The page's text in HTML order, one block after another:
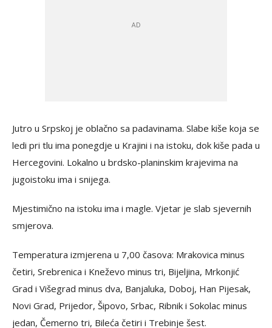
Jutro u Srpskoj je oblačno sa padavinama. Slabe kiše koja se
ledi pri tlu ima ponegdje u Krajini i na istoku, dok kiše pada u
Hercegovini. Lokalno u brdsko-planinskim krajevima na
jugoistoku ima i snijega.
Mjestimično na istoku ima i magle. Vjetar je slab sjevernih
smjerova.
Temperatura izmjerena u 7,00 časova: Mrakovica minus
četiri, Srebrenica i Kneževo minus tri, Bijeljina, Mrkonjić
Grad i Višegrad minus dva, Banjaluka, Doboj, Han Pijesak,
Novi Grad, Prijedor, Šipovo, Srbac, Ribnik i Sokolac minus
jedan, Čemerno tri, Bileća četiri i Trebinje šest.